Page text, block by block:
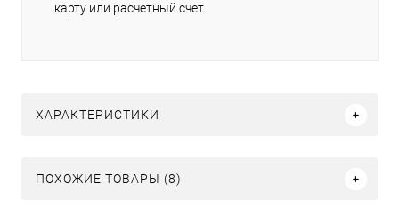
карту или расчетный счет.
ХАРАКТЕРИСТИКИ
ПОХОЖИЕ ТОВАРЫ (8)